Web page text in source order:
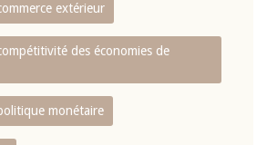
extérieur
des économies de
monétaire